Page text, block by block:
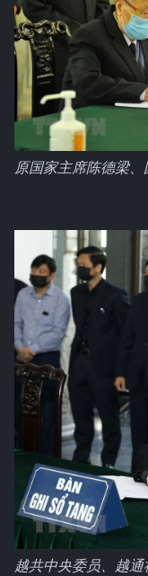
原国家主席陈德梁
越共中央委员、越